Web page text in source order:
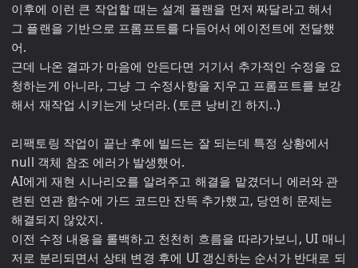
이후에 이런 큰 작업할 때는 설계 플랜을 먼저 짜달라고 해서
그 플랜을 기반으로 프롬프트를 다듬어서 에이전트에 전달했
어.
근데 나온 결과가 마음에 안든다면 거기서 추가적인 수정을 요
청하는게 아니라, 그냥 그 수정사항을 지우고 프롬프트를 보강
해서 재작업 시키는게 낫더라. (토큰 낭비긴 하지..)
리팩토링 작업이 끝난 후에 빌드는 잘 되는데 특정 상황에서
null 객체 참조 에러가 발생했어.
AI에게 재현 시나리오를 알려주고 해결을 맡겼더니 에러와 관
련된 연관 함수에 가드 코드만 잔뜩 추가했고, 당연히 문제는
해결되지 않았지.
이전 수정 내용을 롤백하고 천천히 흐름을 따라가보니, UI 매니
저로 분리되면서 상태 변경 후에 UI 갱신하는 순서가 반대로 되